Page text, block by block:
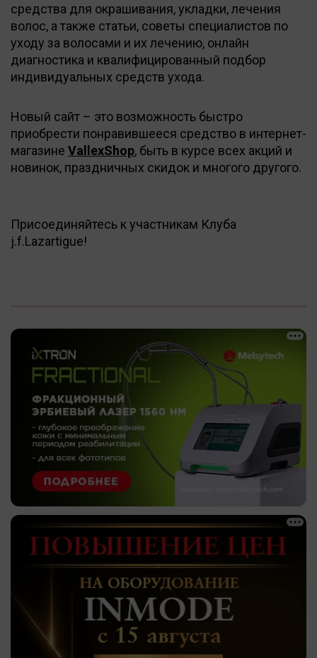
средства для окрашивания, укладки, лечения
волос, а также статьи, советы специалистов по
уходу за волосами и их лечению, онлайн
диагностика и квалифицированный подбор
индивидуальных средств ухода.
Новый сайт – это возможность быстро
приобрести понравившееся средство в интернет-
магазине VallexShop, быть в курсе всех акций и
новинок, праздничных скидок и многого другого.
Присоединяйтесь к участникам Клуба
j.f.Lazartigue!